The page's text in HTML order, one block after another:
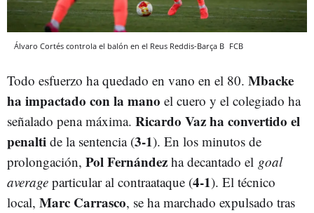
Álvaro Cortés controla el balón en el Reus Reddis-Barça B FCB
Todo esfuerzo ha quedado en vano en el 80. Mbacke
ha impactado con la mano el cuero y el colegiado ha
señalado pena máxima. Ricardo Vaz ha convertido el
penalti de la sentencia (3-1). En los minutos de
prolongación, Pol Fernández ha decantado el goal
average particular al contraataque (4-1). El técnico
local, Marc Carrasco, se ha marchado expulsado tras